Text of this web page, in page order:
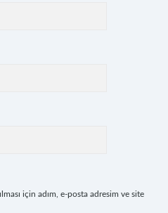
için adım, e-posta adresim ve site